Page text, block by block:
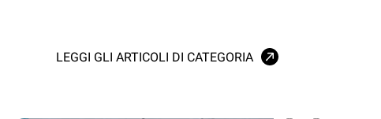
LEGGI GLI ARTICOLI DI CATEGORIA